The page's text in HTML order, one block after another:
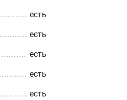
есть
есть
есть
есть
есть